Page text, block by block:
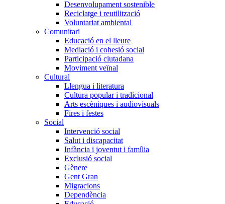
Desenvolupament sostenible
Reciclatge i reutilització
Voluntariat ambiental
Comunitari
Educació en el lleure
Mediació i cohesió social
Participació ciutadana
Moviment veïnal
Cultural
Llengua i literatura
Cultura popular i tradicional
Arts escèniques i audiovisuals
Fires i festes
Social
Intervenció social
Salut i discapacitat
Infància i joventut i família
Exclusió social
Gènere
Gent Gran
Migracions
Dependència